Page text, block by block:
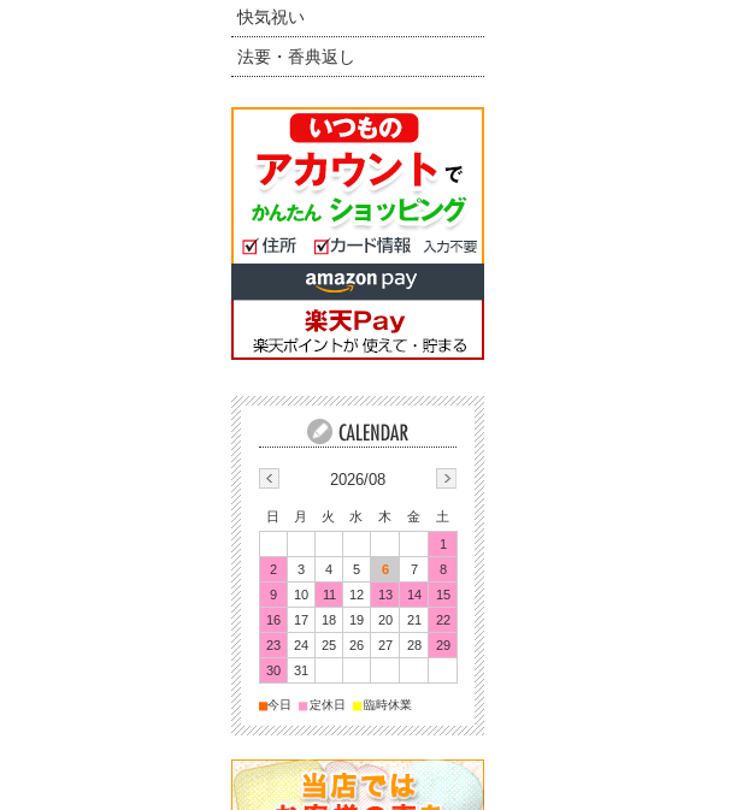
快気祝い
法要・香典返し
2026/08
日 月 火 水 木 金
土
1
2
3 4 5 6 7
8
9
10 11 12 13 14
15
16
17 18 19 20 21
22
23
24 25 26 27 28
29
30
31
■今日 ■定休日 ■臨時休業